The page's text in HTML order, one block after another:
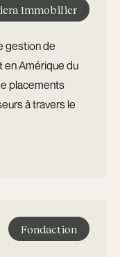
Immobilier
gestion de
Amérique du
placements
à travers le
Fondaction